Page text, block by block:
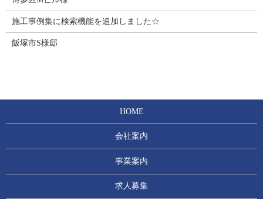
施工事例集に検索機能を追加しました☆
飯塚市S様邸
HOME
会社案内
事業案内
求人募集